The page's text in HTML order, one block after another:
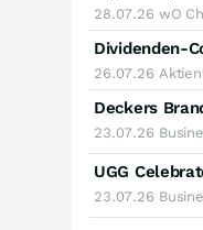
28.07.26 wO
Dividenden-
26.07.26
Deckers
23.07.26
UGG
23.07.26